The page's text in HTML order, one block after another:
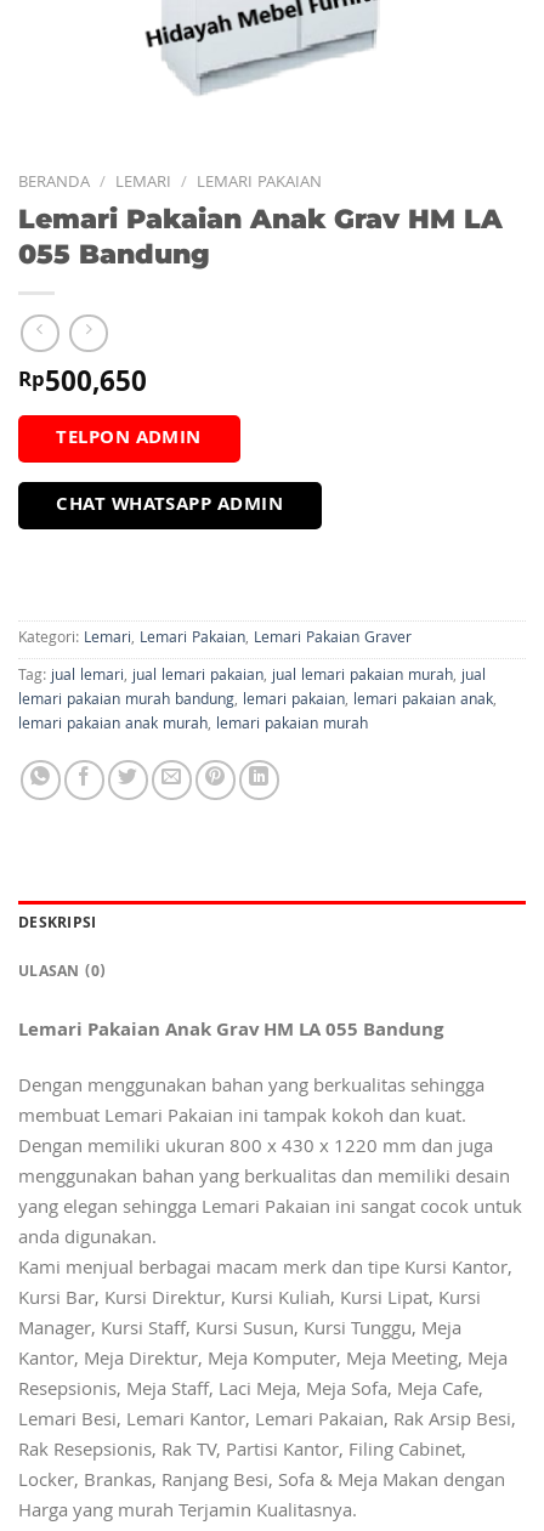
BERANDA / LEMARI / LEMARI PAKAIAN
Lemari Pakaian Anak Grav HM LA
055 Bandung
Rp500,650
TELPON ADMIN
CHAT WHATSAPP ADMIN
Kategori: Lemari, Lemari Pakaian, Lemari Pakaian Graver
Tag:jual lemari,jual lemari pakaian,jual lemari pakaian murah,jual
lemari pakaian murah bandung, lemari pakaian, lemari pakaian anak,
lemari pakaian anak murah, lemari pakaian murah
DESKRIPSI
ULASAN (0)
Lemari Pakaian Anak Grav HM LA 055 Bandung
Dengan menggunakan bahan yang berkualitas sehingga
membuat Lemari Pakaian ini tampak kokoh dan kuat.
Dengan memiliki ukuran 800 x 430 x 1220 mm dan juga
menggunakan bahan yang berkualitas dan memiliki desain
yang elegan sehingga Lemari Pakaian ini sangat cocok untuk
anda digunakan.
Kami menjual berbagai macam merk dan tipe Kursi Kantor,
Kursi Bar, Kursi Direktur, Kursi Kuliah, Kursi Lipat, Kursi
Manager, Kursi Staff, Kursi Susun, Kursi Tunggu, Meja
Kantor, Meja Direktur, Meja Komputer, Meja Meeting, Meja
Resepsionis, Meja Staff, Laci Meja, Meja Sofa, Meja Cafe,
Lemari Besi, Lemari Kantor, Lemari Pakaian, Rak Arsip Besi,
Rak Resepsionis, Rak TV, Partisi Kantor, Filing Cabinet,
Locker, Brankas, Ranjang Besi, Sofa & Meja Makan dengan
Harga yang murah Terjamin Kualitasnya.